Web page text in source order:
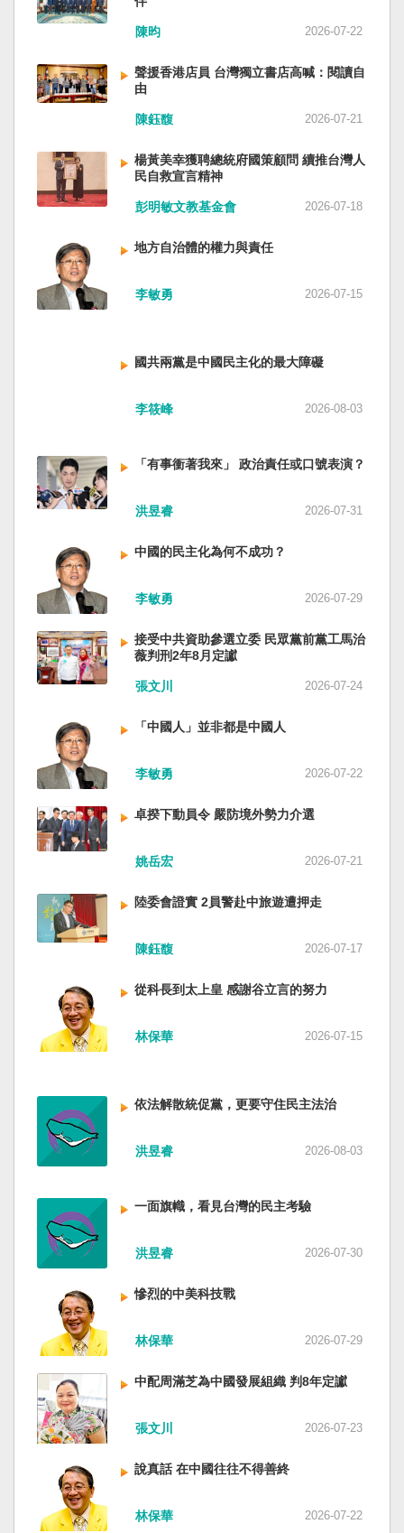
家。 一九四五年八一五，台灣人在祖國的迷惘與
迷障中做了錯誤的選擇，不只造成台灣集體命運
的台灣，要走向新歷史，珍惜台灣自己的條件，
好好建構我們尚未正常化的國家。台灣是小而
美、豐裕而堅強，在太平洋西南海域，一個閃亮
意收拾「中華民國」這個你們立鑄為繼承之國碑
銘的國號，台灣也會尊重歷史，對殘餘中國做歷
史的了結，寫下句點。生活在台灣的人們應共同
起造一個對「中國」不構成侵權的新國家，開啟
（作者是詩人）
與日本都會投入軍事力量協助救援。國軍與日本
自衛隊在大型災害時能提供人力、運輸、工程與
防、搜救與緊急醫療體系；地方政府負責整體應
變與資源調度，警察則協助交通管制、秩序維護
與災區管理。真正成熟的防災制度，需要的是整
期推動全民防災教育與社區演練，值得台灣參
考。但學習日本並非照搬制度，而是思考如何建
立符合台灣社會條件的防災文化。 防災的目的，
不只是讓人民在災害中生存下來，更是在災害發
的防災制度，不是要求人民只能服從撤離命令，
而是讓人民相信：當他們離開家園時，公共制度
會接住他們。
陳昀 2026-07-22
聲援香港店員 台灣獨立書店高喊：閱讀自
由
陳鈺馥 2026-07-21
楊黃美幸獲聘總統府國策顧問 續推台灣人
民自救宣言精神
彭明敏文教基金會 2026-07-18
地方自治體的權力與責任
李敏勇 2026-07-15
國共兩黨是中國民主化的最大障礙
李筱峰 2026-08-03
「有事衝著我來」 政治責任或口號表演？
洪昱睿 2026-07-31
中國的民主化為何不成功？
李敏勇 2026-07-29
接受中共資助參選立委 民眾黨前黨工馬治
薇判刑2年8月定讞
張文川 2026-07-24
「中國人」並非都是中國人
李敏勇 2026-07-22
卓揆下動員令 嚴防境外勢力介選
姚岳宏 2026-07-21
陸委會證實 2員警赴中旅遊遭押走
陳鈺馥 2026-07-17
從科長到太上皇 感謝谷立言的努力
林保華 2026-07-15
依法解散統促黨，更要守住民主法治
洪昱睿 2026-08-03
一面旗幟，看見台灣的民主考驗
洪昱睿 2026-07-30
慘烈的中美科技戰
林保華 2026-07-29
中配周滿芝為中國發展組織 判8年定讞
張文川 2026-07-23
說真話 在中國往往不得善終
林保華 2026-07-22